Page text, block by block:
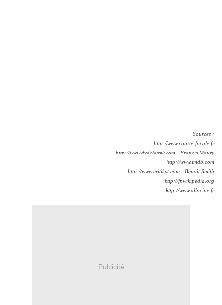
Sources :
http://www.courte-focale.fr
http://www.dvdclassik.com - Francis Moury
http://www.imdb.com
http://www.critikat.com - Benoît Smith
http://fr.wikipedia.org
http://www.allocine.fr
Publicité